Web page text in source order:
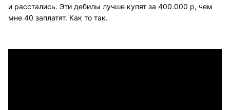
и расстались. Эти дебилы лучше купят за 400.000 р, чем
мне 40 заплатят. Как то так.